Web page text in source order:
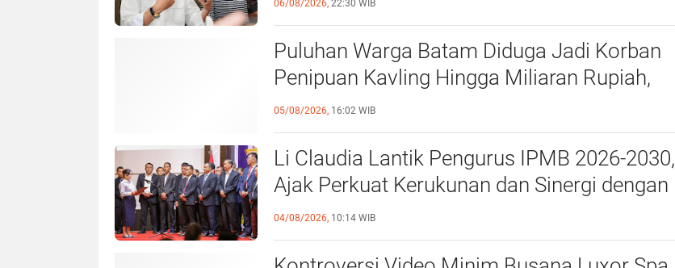
06/08/2026, 22:30 WIB
Puluhan Warga Batam Diduga Jadi Korban
Penipuan Kavling Hingga Miliaran Rupiah,
Laporan ke Polda Kepri Jalan di Tempat?
05/08/2026, 16:02 WIB
Li Claudia Lantik Pengurus IPMB 2026-2030,
Ajak Perkuat Kerukunan dan Sinergi dengan
Pemko Batam
04/08/2026, 10:14 WIB